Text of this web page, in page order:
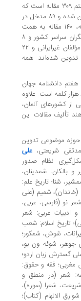
تعداد مقالات منتشر شده در جلد بیست و هفتم ۳۰۹ مقاله است که
ذیل ۲۷۷ مدخل اصلی و ۳۲ مدخل فرعی تدوین شده و ۸۹ مدخل در
این مجلد، ارجاعی است. از مجموع ۳۰۹ مقاله، ۱۴۰ مقاله به همت
اعضای هیئت علمی بنیاد، ۱۲۹ مقاله از پژوهشگران سراسر کشور و ۸
مقاله از مؤلفان ایرانی غیر مقیم و ۱۰ مقاله از مؤلفان غیرایرانی و ۲۲
تدوین شده‌اند. همه
دانشنامه جهان
اسلام ۱۶۲۳ کلمه و مجموع کلمات آن بالغ بر ۶۰۳ هزار کلمه است. علاوه
از کشور‌های آلمان،
هند تألیف مقالات این
برخی از مقالات مجلد بیست و هفتم که در ۱۷ حوزه موضوعی تدوین
شریعتی،علی
نظام صدور
بالکان: شمدینان،
شنا؛ تاریخ علم:
شمیم (علی
نو (فارسی، عربی،
ادبیات عربی: شعر
تاریخ اسلام: شعب
شوش، شمکور؛
شوئه ون بو،
گسترش زبان اردو؛
فقه و حقوق:
شعر (در منطق و
شعرا (سوره)،
الالهام (کتاب)؛